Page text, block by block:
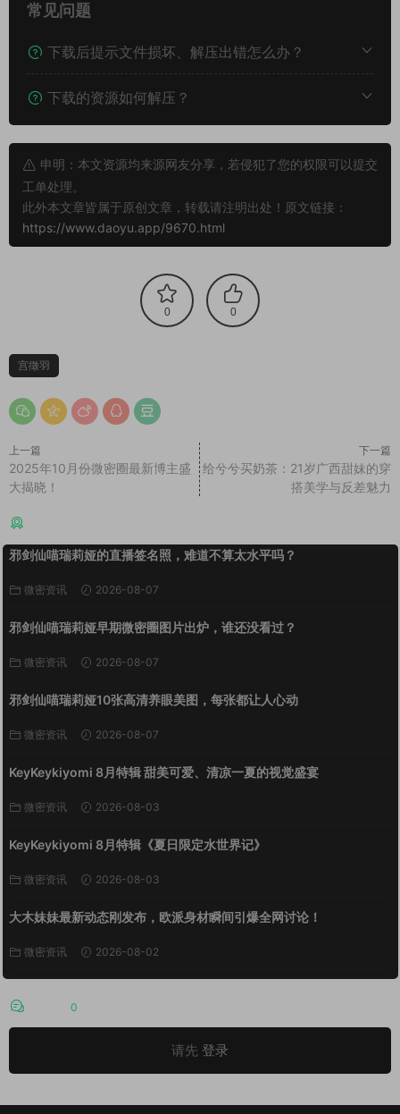
常见问题
下载后提示文件损坏、解压出错怎么办？
下载的资源如何解压？
申明：本文资源均来源网友分享，若侵犯了您的权限可以提交
工单处理。
此外本文章皆属于原创文章，转载请注明出处！原文链接：
https://www.daoyu.app/9670.html
0 0
宫徵羽
上一篇
2025年10月份微密圈最新博主盛
大揭晓！
下一篇
给兮兮买奶茶：21岁广西甜妹的穿
搭美学与反差魅力
邪剑仙喵瑞莉娅的直播签名照，难道不算太水平吗？
微密资讯 2026-08-07
邪剑仙喵瑞莉娅早期微密圈图片出炉，谁还没看过？
微密资讯 2026-08-07
邪剑仙喵瑞莉娅10张高清养眼美图，每张都让人心动
微密资讯 2026-08-07
KeyKeykiyomi 8月特辑 甜美可爱、清凉一夏的视觉盛宴
微密资讯 2026-08-03
KeyKeykiyomi 8月特辑《夏日限定水世界记》
微密资讯 2026-08-03
大木妹妹最新动态刚发布，欧派身材瞬间引爆全网讨论！
微密资讯 2026-08-02
0
请先 登录